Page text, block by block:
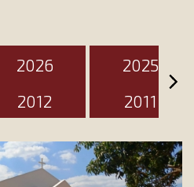
2026
2025
2012 2011